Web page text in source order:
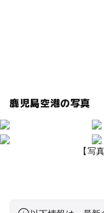
鹿児島空港の写真
【写